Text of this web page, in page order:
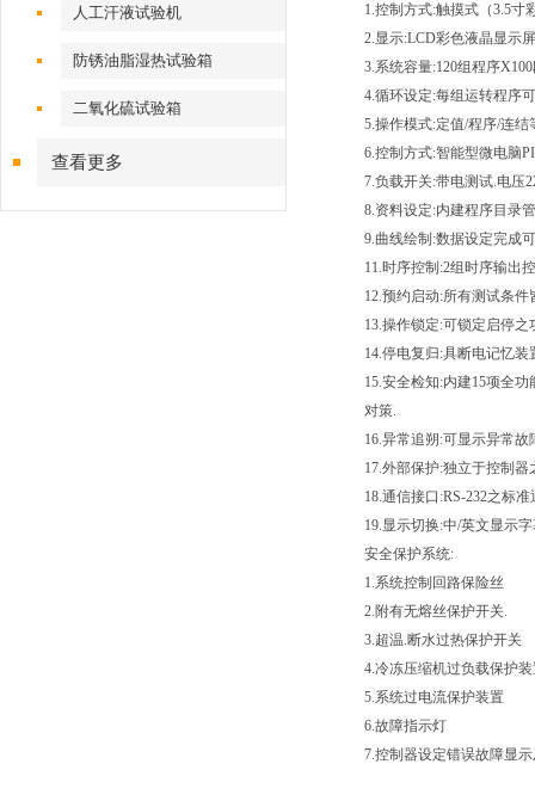
人工汗液试验机
防锈油脂湿热试验箱
二氧化硫试验箱
查看更多
1.控制方式:触摸式（3.5寸
2.显示:LCD彩色液晶显示
3.系统容量:120组程序
4.循环设定:每组运转程序
5.操作模式:定值/程序/连
6.控制方式:智能型微电脑
7.负载开关:带电测试.电压
8.资料设定:内建程序目录
9.曲线绘制:数据设定完成
11.时序控制:2组时序输出
12.预约启动:所有测试条
13.操作锁定:可锁定启停
14.停电复归:具断电记忆
15.安全检知:内建15项全
对策.
16.异常追朔:可显示异常故
17.外部保护:独立于控制
18.通信接口:RS-232之标
19.显示切换:中/英文显示
安全保护系统:
1.系统控制回路保险丝
2.附有无熔丝保护开关.
3.超温.断水过热保护开关
4.冷冻压缩机过负载保护装
5.系统过电流保护装置
6.故障指示灯
7.控制器设定错误故障显